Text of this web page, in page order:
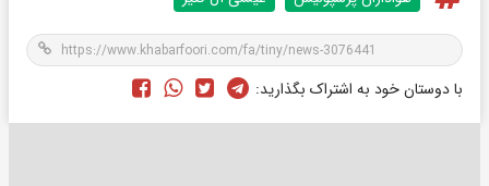
با دوستان خود به اشتراک بگذارید: